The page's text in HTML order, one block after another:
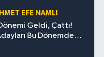
EFE NAMLI
Geldi, Çattı!
Bu Dönemde